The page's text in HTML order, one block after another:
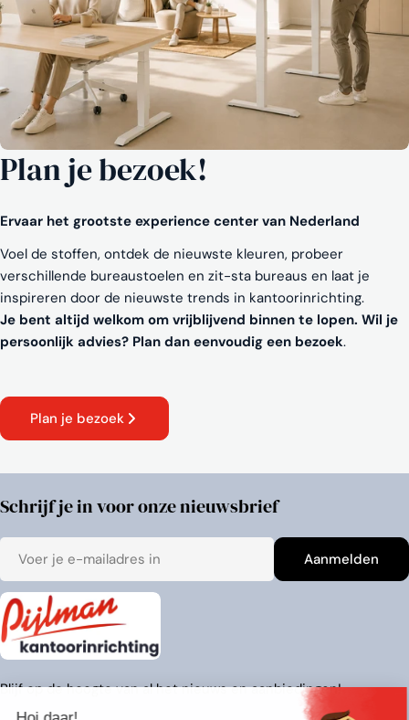
Plan je bezoek!
Ervaar het grootste experience center van Nederland
Voel de stoffen, ontdek de nieuwste kleuren, probeer
verschillende bureaustoelen en zit-sta bureaus en laat je
inspireren door de nieuwste trends in kantoorinrichting.
Je bent altijd welkom om vrijblijvend binnen te lopen. Wil je
persoonlijk advies? Plan dan eenvoudig een bezoek.
Plan je bezoek
Blijf op de hoogte van al het nieuws en aanbiedingen!
Schrijf je in voor onze nieuwsbrief
mail
Aanmelden